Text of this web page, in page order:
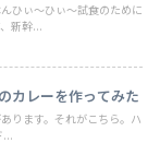
ひぃ～ひぃ～試食のために
新幹...
カレーを作ってみた
ります。それがこちら。ハ
...